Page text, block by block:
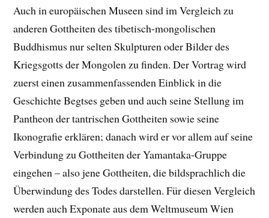
Auch in europäischen Museen sind im Vergleich zu
anderen Gottheiten des tibetisch-mongolischen
Buddhismus nur selten Skulpturen oder Bilder des
Kriegsgotts der Mongolen zu finden. Der Vortrag wird
zuerst einen zusammenfassenden Einblick in die
Geschichte Begtses geben und auch seine Stellung im
Pantheon der tantrischen Gottheiten sowie seine
Ikonografie erklären; danach wird er vor allem auf seine
Verbindung zu Gottheiten der Yamantaka-Gruppe
eingehen – also jene Gottheiten, die bildsprachlich die
Überwindung des Todes darstellen. Für diesen Vergleich
werden auch Exponate aus dem Weltmuseum Wien